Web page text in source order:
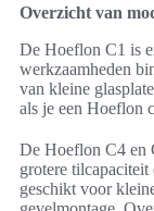
Overzicht van
De Hoeflon C1 is
werkzaamheden
van kleine
als je een Hoeflon
De Hoeflon C4 en
grotere
geschikt voor